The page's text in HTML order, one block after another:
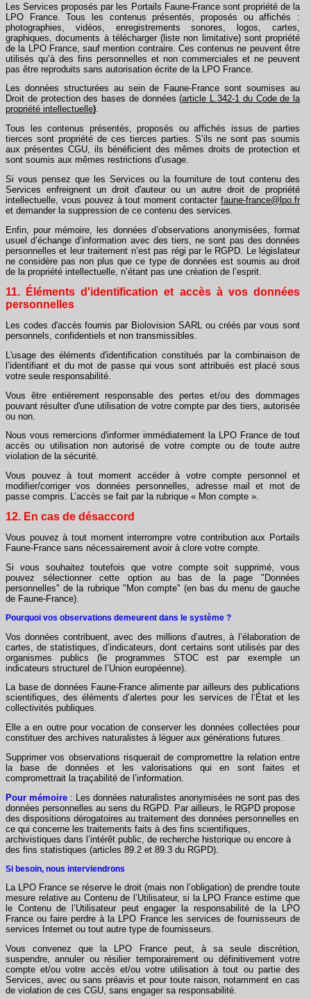
Les Services proposés par les Portails Faune-France sont propriété de la
LPO France. Tous les contenus présentés, proposés ou affichés :
photographies, vidéos, enregistrements sonores, logos, cartes,
graphiques, documents à télécharger (liste non limitative) sont propriété
de la LPO France, sauf mention contraire. Ces contenus ne peuvent être
utilisés qu’à des fins personnelles et non commerciales et ne peuvent
pas être reproduits sans autorisation écrite de la LPO France.
Les données structurées au sein de Faune-France sont soumises au
Droit de protection des bases de données (article L.342-1 du Code de la
propriété intellectuelle).
Tous les contenus présentés, proposés ou affichés issus de parties
tierces sont propriété de ces tierces parties. S’ils ne sont pas soumis
aux présentes CGU, ils bénéficient des mêmes droits de protection et
sont soumis aux mêmes restrictions d’usage.
Si vous pensez que les Services ou la fourniture de tout contenu des
Services enfreignent un droit d'auteur ou un autre droit de propriété
intellectuelle, vous pouvez à tout moment contacter faune-france@lpo.fr
et demander la suppression de ce contenu des services.
Enfin, pour mémoire, les données d’observations anonymisées, format
usuel d’échange d’information avec des tiers, ne sont pas des données
personnelles et leur traitement n’est pas régi par le RGPD. Le législateur
ne considère pas non plus que ce type de données est soumis au droit
de la propriété intellectuelle, n’étant pas une création de l’esprit.
11. Éléments d'identification et accès à vos données
personnelles
Les codes d'accès fournis par Biolovision SARL ou créés par vous sont
personnels, confidentiels et non transmissibles.
L'usage des éléments d'identification constitués par la combinaison de
l’identifiant et du mot de passe qui vous sont attribués est placé sous
votre seule responsabilité.
Vous être entièrement responsable des pertes et/ou des dommages
pouvant résulter d'une utilisation de votre compte par des tiers, autorisée
ou non.
Nous vous remercions d'informer immédiatement la LPO France de tout
accès ou utilisation non autorisé de votre compte ou de toute autre
violation de la sécurité.
Vous pouvez à tout moment accéder à votre compte personnel et
modifier/corriger vos données personnelles, adresse mail et mot de
passe compris. L’accès se fait par la rubrique « Mon compte ».
12. En cas de désaccord
Vous pouvez à tout moment interrompre votre contribution aux Portails
Faune-France sans nécessairement avoir à clore votre compte.
Si vous souhaitez toutefois que votre compte soit supprimé, vous
pouvez sélectionner cette option au bas de la page "Données
personnelles" de la rubrique "Mon compte" (en bas du menu de gauche
de Faune-France).
Pourquoi vos observations demeurent dans le système ?
Vos données contribuent, avec des millions d’autres, à l’élaboration de
cartes, de statistiques, d’indicateurs, dont certains sont utilisés par des
organismes publics (le programmes STOC est par exemple un
indicateurs structurel de l’Union européenne).
La base de données Faune-France alimente par ailleurs des publications
scientifiques, des éléments d’alertes pour les services de l’État et les
collectivités publiques.
Elle a en outre pour vocation de conserver les données collectées pour
constituer des archives naturalistes à léguer aux générations futures.
Supprimer vos observations risquerait de compromettre la relation entre
la base de données et les valorisations qui en sont faites et
compromettrait la traçabilité de l’information.
Pour mémoire : Les données naturalistes anonymisées ne sont pas des
données personnelles au sens du RGPD. Par ailleurs, le RGPD propose
des dispositions dérogatoires au traitement des données personnelles en
ce qui concerne les traitements faits à des fins scientifiques,
archivistiques dans l’intérêt public, de recherche historique ou encore à
des fins statistiques (articles 89.2 et 89.3 du RGPD).
Si besoin, nous interviendrons
La LPO France se réserve le droit (mais non l’obligation) de prendre toute
mesure relative au Contenu de l’Utilisateur, si la LPO France estime que
le Contenu de l’Utilisateur peut engager la responsabilité de la LPO
France ou faire perdre à la LPO France les services de fournisseurs de
services Internet ou tout autre type de fournisseurs.
Vous convenez que la LPO France peut, à sa seule discrétion,
suspendre, annuler ou résilier temporairement ou définitivement votre
compte et/ou votre accès et/ou votre utilisation à tout ou partie des
Services, avec ou sans préavis et pour toute raison, notamment en cas
de violation de ces CGU, sans engager sa responsabilité.